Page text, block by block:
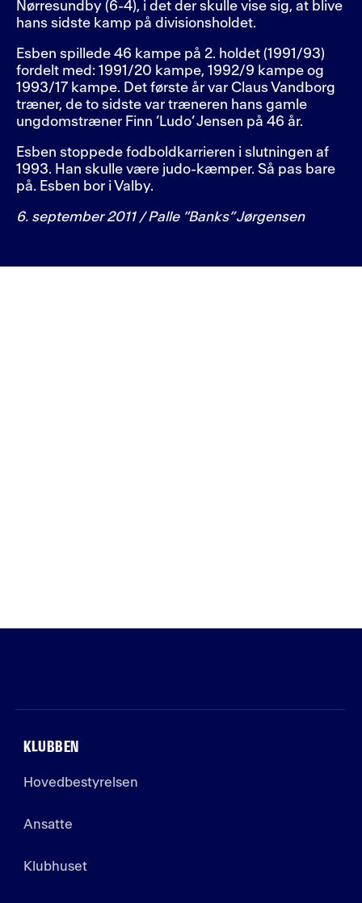
Nørresundby (6-4), i det der skulle vise sig, at blive
hans sidste kamp på divisionsholdet.
Esben spillede 46 kampe på 2. holdet (1991/93)
fordelt med: 1991/20 kampe, 1992/9 kampe og
1993/17 kampe. Det første år var Claus Vandborg
træner, de to sidste var træneren hans gamle
ungdomstræner Finn ’Ludo’ Jensen på 46 år.
Esben stoppede fodboldkarrieren i slutningen af
1993. Han skulle være judo-kæmper. Så pas bare
på. Esben bor i Valby.
6. september 2011 / Palle ”Banks” Jørgensen
KLUBBEN
Hovedbestyrelsen
Ansatte
Klubhuset